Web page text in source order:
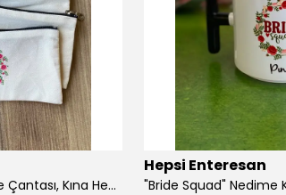
"Bride Squad" Nedime Çantası, Kına Hediyesi, Düğün Hediyesi (5 adet)
Hepsi Enteresan